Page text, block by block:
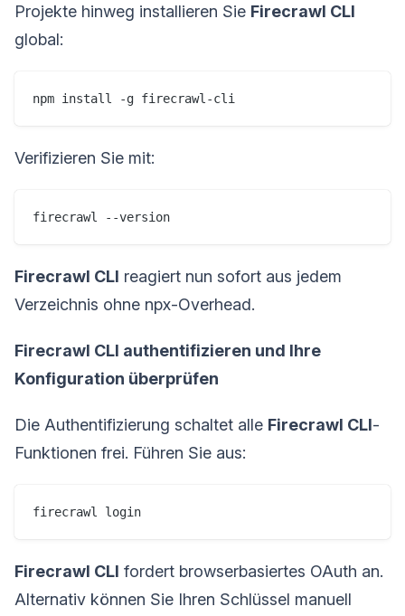
Projekte hinweg installieren Sie Firecrawl CLI
global:
npm install -g firecrawl-cli
Verifizieren Sie mit:
firecrawl --version
Firecrawl CLI reagiert nun sofort aus jedem
Verzeichnis ohne npx-Overhead.
Firecrawl CLI authentifizieren und Ihre
Konfiguration überprüfen
Die Authentifizierung schaltet alle Firecrawl CLI-
Funktionen frei. Führen Sie aus:
firecrawl login
Firecrawl CLI fordert browserbasiertes OAuth an.
Alternativ können Sie Ihren Schlüssel manuell